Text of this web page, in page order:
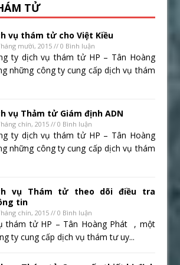
TỬ
vụ thám tử cho Việt Kiều
mười, 2015 // 0 Bình luận
ty dịch vụ thám tử HP – Tân Hoàng
những công ty cung cấp dịch vụ thám
vụ Thảm tử Giám định ADN
chín, 2015 // 0 Bình luận
ty dịch vụ thám tử HP – Tân Hoàng
những công ty cung cấp dịch vụ thám
vụ Thám tử theo dõi điều tra
tin
chín, 2015 // 0 Bình luận
thám tử HP – Tân Hoàng Phát , một
ty cung cấp dịch vụ thám tư uy...